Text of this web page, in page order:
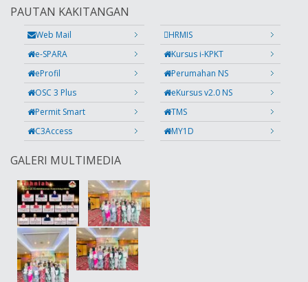
PAUTAN KAKITANGAN
Web Mail
HRMIS
e-SPARA
Kursus i-KPKT
eProfil
Perumahan NS
OSC 3 Plus
eKursus v2.0 NS
Permit Smart
TMS
C3Access
MY1D
GALERI MULTIMEDIA